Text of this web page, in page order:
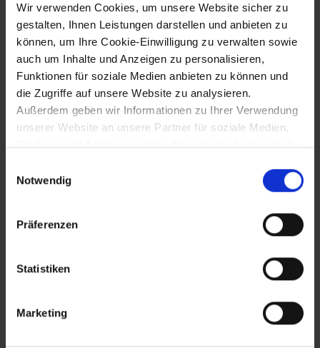
Wir verwenden Cookies, um unsere Website sicher zu
gestalten, Ihnen Leistungen darstellen und anbieten zu
können, um Ihre Cookie-Einwilligung zu verwalten sowie
auch um Inhalte und Anzeigen zu personalisieren,
Funktionen für soziale Medien anbieten zu können und
die Zugriffe auf unsere Website zu analysieren.
Außerdem geben wir Informationen zu Ihrer Verwendung
unserer Website an unsere Partner für soziale Medien,
Werbung und Analysen weiter, die auch in Ländern sind,
gegeben ist, und in denen Sie Ihre Rechte uU nicht
effektiv durchsetzen können. Unsere Partner führen
diese Informationen möglicherweise mit weiteren Daten
zusammen, die Sie ihnen bereitgestellt haben oder die
haben.
Notwendig
Präferenzen
Statistiken
Marketing
12.11.1974
Eröffnung des neu erbauten
Bundesgymnasiums in Gänserndorf
14.11.1974
Landtagsbeschluss zur Förderung der
Arbeitskräfte
1975